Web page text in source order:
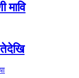
मावि